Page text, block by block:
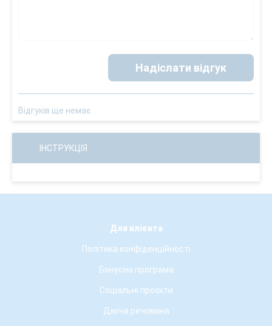
Надіслати відгук
Відгуків ще немає
ІНСТРУКЦІЯ
Для клієнта
Політика конфіденційності
Бонусна програма
Соціальні проєкти
Діюча речовина